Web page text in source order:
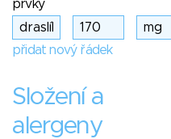
prvky
přidat nový řádek
Složení a
alergeny